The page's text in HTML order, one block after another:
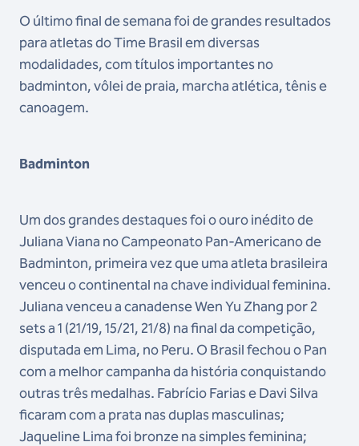
O último final de semana foi de grandes resultados
para atletas do Time Brasil em diversas
modalidades, com títulos importantes no
badminton, vôlei de praia, marcha atlética, tênis e
canoagem.
Badminton
Um dos grandes destaques foi o ouro inédito de
Juliana Viana no Campeonato Pan-Americano de
Badminton, primeira vez que uma atleta brasileira
venceu o continental na chave individual feminina.
Juliana venceu a canadense Wen Yu Zhang por 2
sets a 1 (21/19, 15/21, 21/8) na final da competição,
disputada em Lima, no Peru. O Brasil fechou o Pan
com a melhor campanha da história conquistando
outras três medalhas. Fabrício Farias e Davi Silva
ficaram com a prata nas duplas masculinas;
Jaqueline Lima foi bronze na simples feminina;